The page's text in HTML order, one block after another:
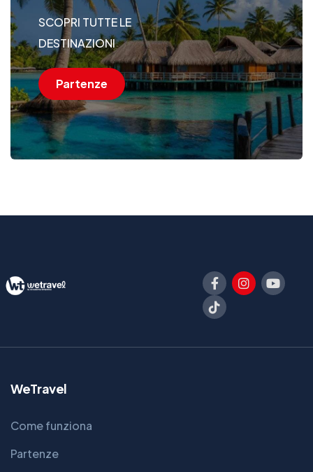
SCOPRI TUTTE LE
DESTINAZIONI
Partenze
WeTravel
Come funziona
Partenze